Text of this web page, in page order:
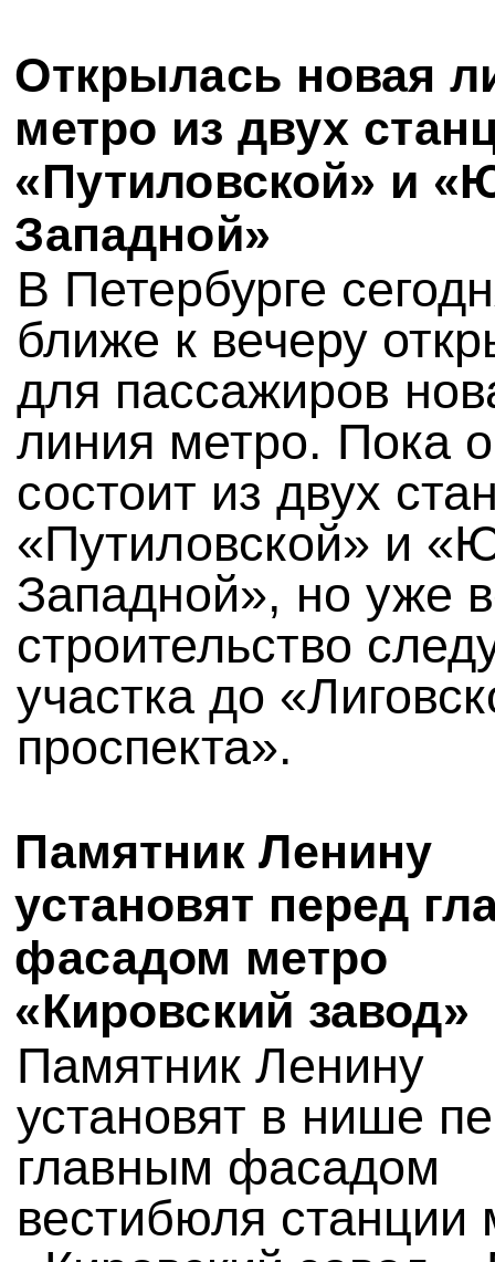
Открылась новая
метро из двух
«Путиловской» и
Западной»
В Петербурге
ближе к вечеру
для пассажиров
линия метро. Пока
состоит из двух
«Путиловской» и
Западной», но уже
строительство
участка до
проспекта».
Памятник Ленину
установят перед
фасадом метро
«Кировский завод»
Памятник Ленину
установят в нише
главным фасадом
вестибюля станции